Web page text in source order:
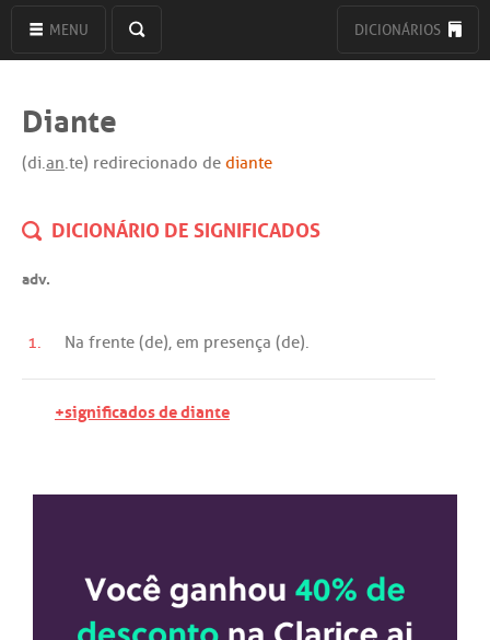
MENU DICIONÁRIOS
Diante
(di.an.te) redirecionado de diante
DICIONÁRIO DE SIGNIFICADOS
adv.
1. Na frente (de), em presença (de).
+significados de diante